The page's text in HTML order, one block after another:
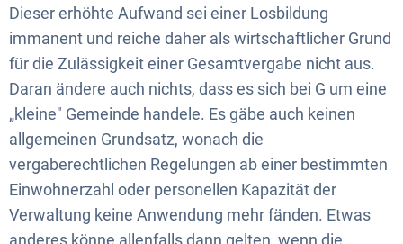
Dieser erhöhte Aufwand sei einer Losbildung
immanent und reiche daher als wirtschaftlicher Grund
für die Zulässigkeit einer Gesamtvergabe nicht aus.
Daran ändere auch nichts, dass es sich bei G um eine
„kleine" Gemeinde handele. Es gäbe auch keinen
allgemeinen Grundsatz, wonach die
vergaberechtlichen Regelungen ab einer bestimmten
Einwohnerzahl oder personellen Kapazität der
Verwaltung keine Anwendung mehr fänden. Etwas
anderes könne allenfalls dann gelten, wenn die